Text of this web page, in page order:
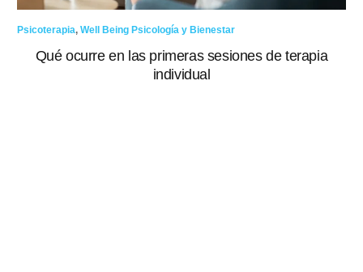
Psicoterapia, Well Being Psicología y Bienestar
Qué ocurre en las primeras sesiones de terapia
individual